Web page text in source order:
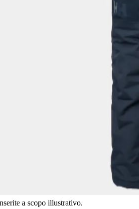
a scopo illustrativo.